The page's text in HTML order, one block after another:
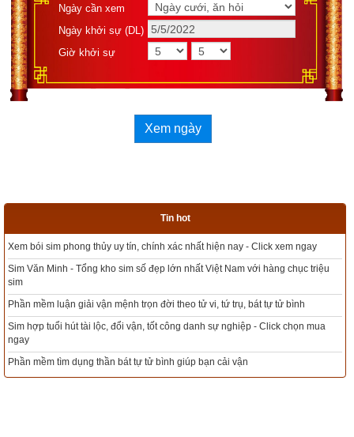
Xem ngày
Thầy Uri – Tổng biên tập chuyên mục giác ngộ
Nguồn tin:Trích từ cuốn Sách Hạt giống tâm hồn tập 4
Ngày cần xem
Ngày khởi sự (DL)
Giờ khởi sự
Xem ngày
Tin hot
ngay
triệu
mua
Tổng kho sim phong thủy - Sim hợp tuổi - Sim hợp mệnh giá rẻ nhất
Mua sim Thần tài, Thần tài theo bạn! Giao sim miễn phí
Tổng Kho Sim Năm sinh 0x - 9x - 8x -7x -6x giá rẻ nhất thị trường -